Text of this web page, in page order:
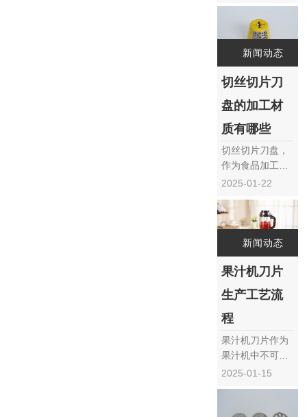
机的性能、耐用
性以及安全性都
至关重要。在市
片的材质多种多
有其独特的优势
和适用场景。本
文将深入探讨果
汁机刀片的常见
材质……
新闻动态
切丝切片刀
盘的加工材
质有哪些
切丝切片刀盘，
作为食品加工、
木材加工以及金
重要工具，其加
工材质的选择直
接关系到刀具的
耐用性、切削效
率以及使用寿
命。本文将详细
探讨切丝切片刀
盘常用的加工材
助读者更好地了
解和应……
2025-01-22
新闻动态
果汁机刀片
生产工艺流
程
果汁机刀片作为
果汁机中不可或
缺的核心部件，
2025-01-15